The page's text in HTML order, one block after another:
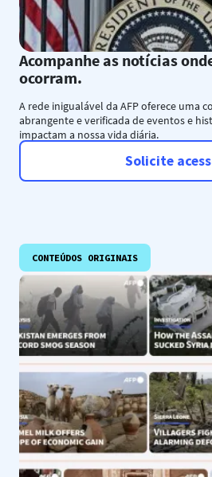
Acompanhe as notícias
ocorram.
A rede inigualável da AFP oferece uma
abrangente e verificada de eventos e
impactam a nossa vida diária.
Solicite
CONTEÚDOS ORIGINAIS